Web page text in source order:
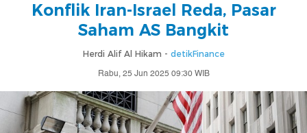
Konflik Iran-Israel Reda, Pasar
Saham AS Bangkit
Herdi Alif Al Hikam - detikFinance
Rabu, 25 Jun 2025 09:30 WIB